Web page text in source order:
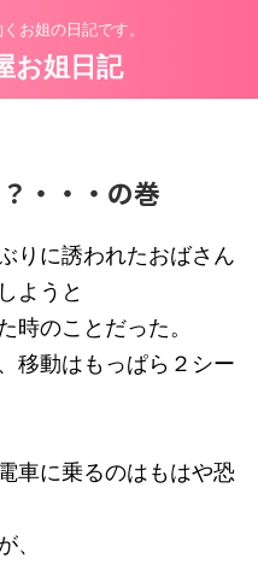
お姐の日記です。
お姐日記
・・・の巻
りに誘われたおばさん
ようと
時のことだった。
移動はもっぱら２シー
車に乗るのはもはや恐
、